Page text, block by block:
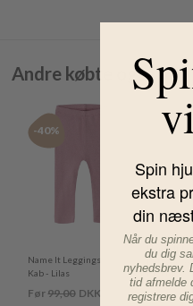
Andre købte også
-40%
Name It Leggings -
Kab - Lilas
Før 99,00DKK
-40%
Name It
Kab -
Melange
Før
Spin
ekstra
din
Når du
du dig
nyhedsbrev.
tid afmelde
registrere